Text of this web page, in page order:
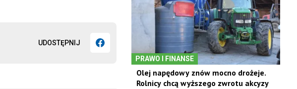
UDOSTĘPNIJ
PRAWO I FINANSE
Olej napędowy znów mocno drożeje.
Rolnicy chcą wyższego zwrotu akcyzy